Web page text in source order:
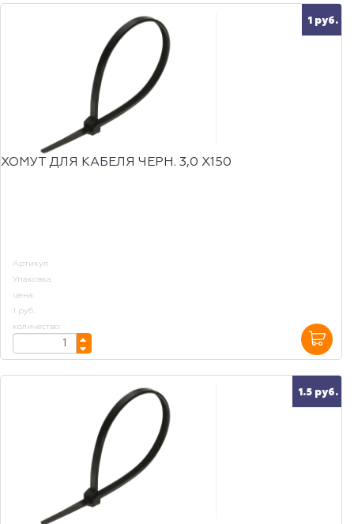
1 руб.
ХОМУТ ДЛЯ КАБЕЛЯ ЧЕРН. 3,0 Х150
Артикул
Упаковка
цена:
1 руб.
количество:
1.5 руб.